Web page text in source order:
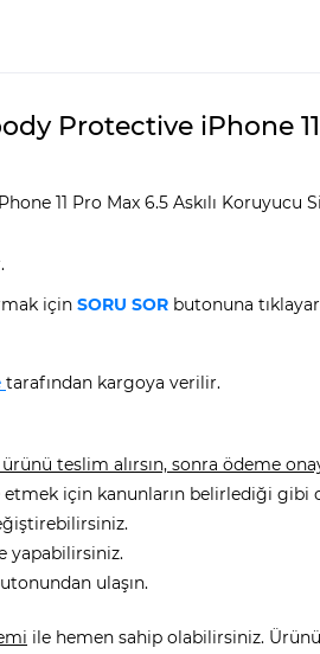
Protective iPhone
11 Pro Max 6.5 Askılı Koruyucu
için SORU SOR butonuna
tarafından kargoya verilir.
teslim alırsın, sonra ödeme
etmek için kanunların belirlediği
yapabilirsiniz.
ulaşın.
ile hemen sahip olabilirsiniz.